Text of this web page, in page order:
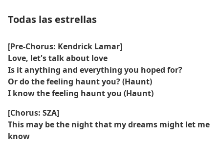
Homies, se estrenó el 6 de febrero de 2018, presentando
imágenes afrocéntricas y afrofuturistas.
La canción fue un éxito comercial, alcanzando el puesto
número 7 en el Billboard Hot 100 y figurando en las listas de
varios países.
Fue certificado 2× Platino por la RIAA y tiene más de 540
millones de visitas en YouTube hasta junio de 2025.
Todas las estrellas
[Pre-Chorus: Kendrick Lamar]
Love, let's talk about love
Is it anything and everything you hoped for?
Or do the feeling haunt you? (Haunt)
I know the feeling haunt you (Haunt)
[Chorus: SZA]
This may be the night that my dreams might let me
know